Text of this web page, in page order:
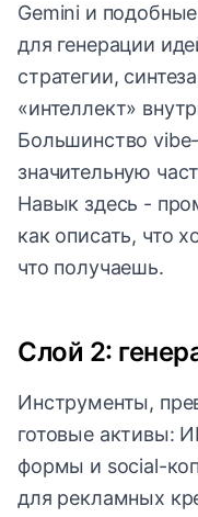
Gemini и
для генерации
стратегии,
«интеллект»
Большинство
значительную
Навык здесь -
как описать, что
что получаешь.
Слой 2:
Инструменты,
готовые активы:
формы и social-
для рекламных